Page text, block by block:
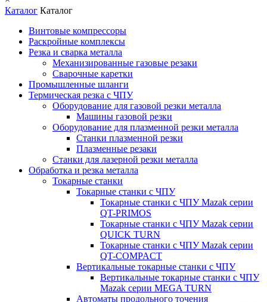
Каталог Каталог
Винтовые компрессоры
Раскройные комплексы
Резка и сварка металла
Механизированные газовые резаки
Сварочные каретки
Промышленные шланги
Термическая резка с ЧПУ
Оборудование для газовой резки металла
Машины газовой резки
Оборудование для плазменной резки металла
Станки плазменной резки
Плазменные резаки
Станки для лазерной резки металла
Обработка и резка металла
Токарные станки
Токарные станки с ЧПУ
Токарные станки с ЧПУ Mazak серии
QT-PRIMOS
Токарные станки с ЧПУ Mazak серии
QUICK TURN
Токарные станки с ЧПУ Mazak серии
QT-COMPACT
Вертикальные токарные станки с ЧПУ
Вертикальные токарные станки с ЧПУ
Mazak серии MEGA TURN
Автоматы продольного точения